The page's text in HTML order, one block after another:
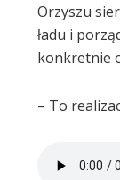
Orzyszu
ładu i
konkretnie
– To